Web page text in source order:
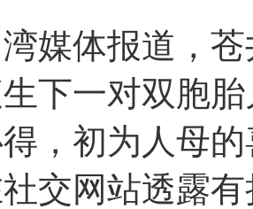
媒体报道，
下一对双胞
，初为人母
交网站透露